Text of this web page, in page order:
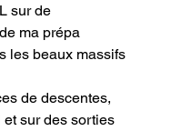
sur de
ma prépa
les beaux massifs
de descentes,
sur des sorties